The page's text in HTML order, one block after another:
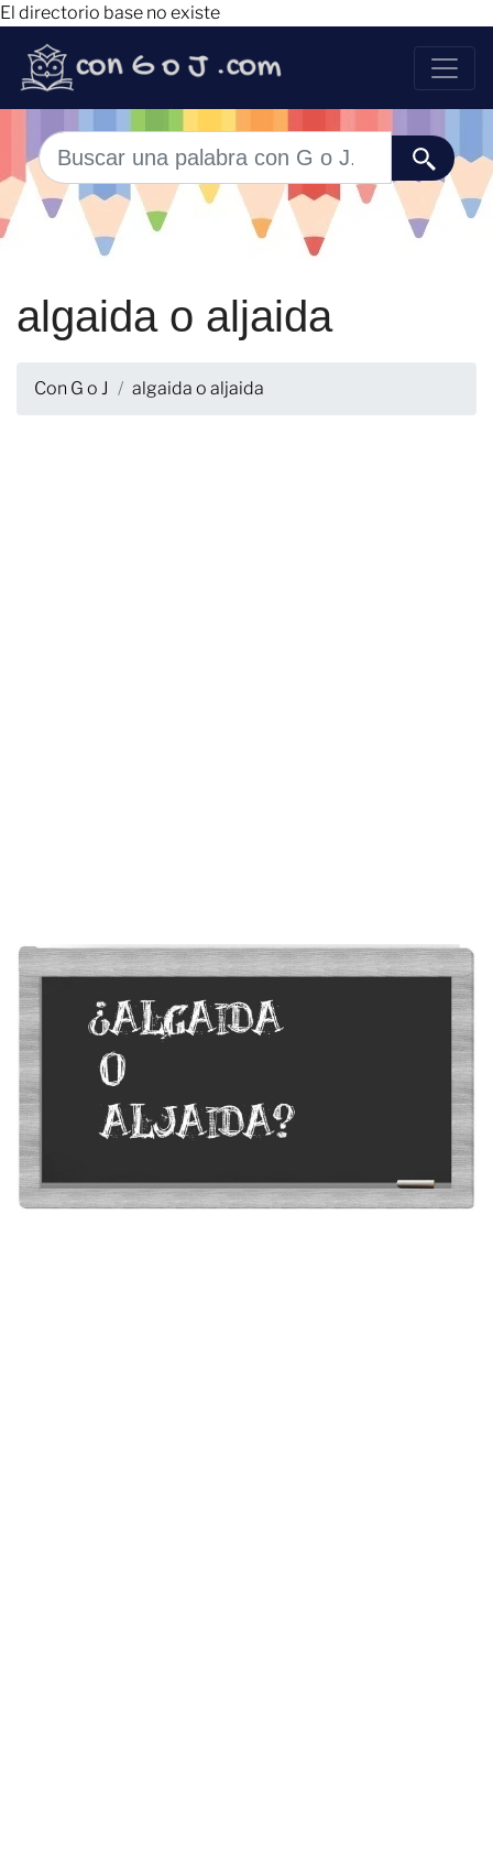
El directorio base no existe
algaida o aljaida
Con G o J algaida o aljaida